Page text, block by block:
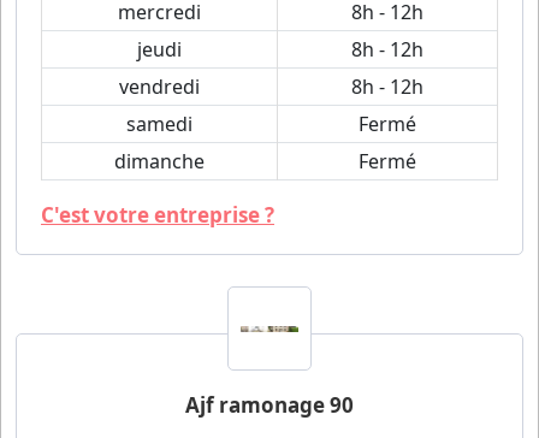
mercredi
8h - 12h
jeudi
8h - 12h
vendredi
8h - 12h
samedi
Fermé
dimanche
Fermé
C'est votre entreprise ?
Ajf ramonage 90